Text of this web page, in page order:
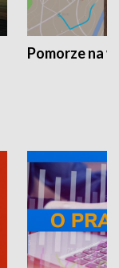
Pomorze na